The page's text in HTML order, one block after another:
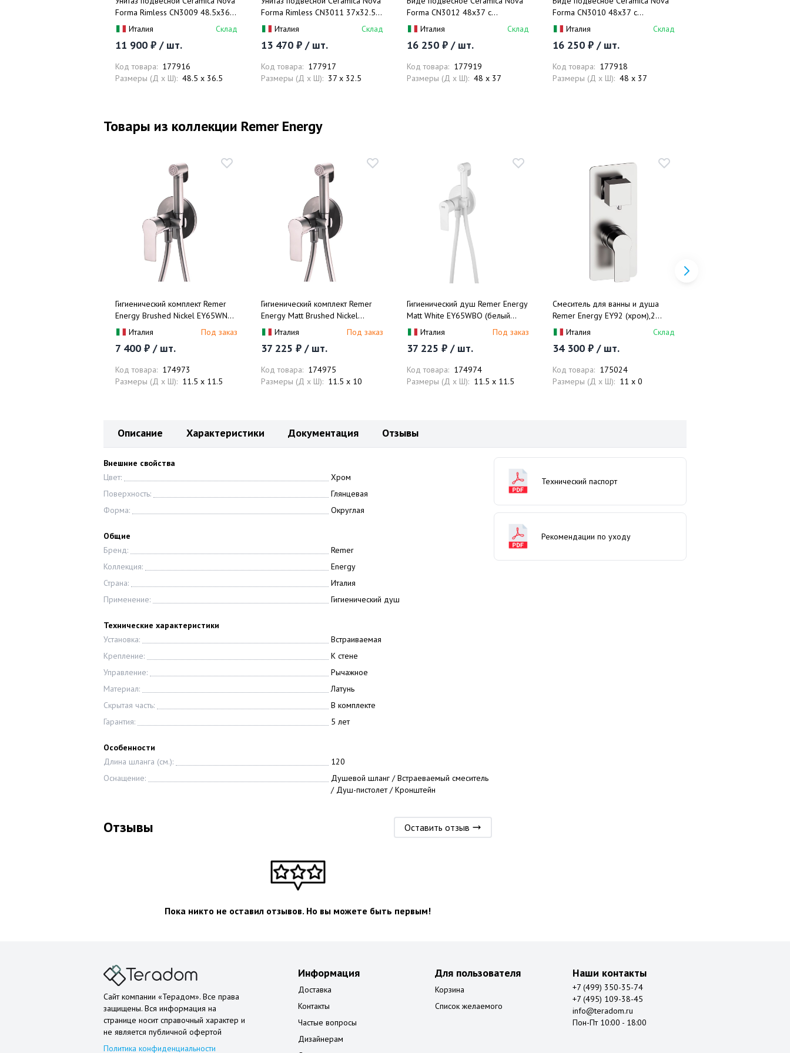
Forma Rimless CN3009 48.5x36.5
с сиденьем и креплением
Италия Склад
11 900 ₽ / шт.
Код товара: 177916
Размеры (Д x Ш): 48.5 x 36.5
Forma Rimless CN3011 37x32.5 с
сиденьем и креплением (белый)
Италия Склад
13 470 ₽ / шт.
Код товара: 177917
Размеры (Д x Ш): 37 x 32.5
Forma CN3012 48х37 с
креплением и донным клапаном
Италия Склад
16 250 ₽ / шт.
Код товара: 177919
Размеры (Д x Ш): 48 x 37
Forma CN3010 48х37 с
креплением и донным клапаном
Италия Склад
16 250 ₽ / шт.
Код товара: 177918
Размеры (Д x Ш): 48 x 37
Товары из коллекции Remer Energy
Гигиенический комплект Remer
Energy Brushed Nickel EY65WNP
(никель брашированный
глянцевый), скрытая часть в
комплекте
Италия Под заказ
7 400 ₽ / шт.
Код товара: 174973
Размеры (Д x Ш): 11.5 x 11.5
Гигиенический комплект Remer
Energy Matt Brushed Nickel
EY65WNPO (никель
скрытая часть в комплекте
Италия Под заказ
37 225 ₽ / шт.
Код товара: 174975
Размеры (Д x Ш): 11.5 x 10
Гигиенический душ Remer Energy
Matt White EY65WBO (белый
матовый), скрытая часть в
Италия Под заказ
37 225 ₽ / шт.
Код товара: 174974
Размеры (Д x Ш): 11.5 x 11.5
Смеситель для ванны и душа
Remer Energy EY92 (хром),2
потока, скрытая часть в
Италия Склад
34 300 ₽ / шт.
Код товара: 175024
Размеры (Д x Ш): 11 x 0
Описание Характеристики Документация Отзывы
Внешние свойства
Цвет:
Хром
Поверхность:
Глянцевая
Форма:
Округлая
Общие
Бренд:
Remer
Коллекция:
Energy
Страна:
Италия
Применение:
Гигиенический душ
Технические характеристики
Установка:
Встраиваемая
Крепление:
К стене
Управление:
Рычажное
Материал:
Латунь
Скрытая часть:
В комплекте
Гарантия:
5 лет
Особенности
Длина шланга (см.):
120
Оснащение:
Душевой шланг / Встраеваемый смеситель
/ Душ-пистолет / Кронштейн
Технический паспорт
Рекомендации по уходу
Отзывы Оставить отзыв
Пока никто не оставил отзывов. Но вы можете быть первым!
Сайт компании «Терадом». Все права
защищены. Вся информация на
странице носит справочный характер и
не является публичной офертой
Политика конфиденциальности
Информация
Доставка
Контакты
Частые вопросы
Дизайнерам
Для пользователя
Корзина
Список желаемого
Наши контакты
+7 (499) 350-35-74
+7 (495) 109-38-45
info@teradom.ru
Пон-Пт 10:00 - 18:00